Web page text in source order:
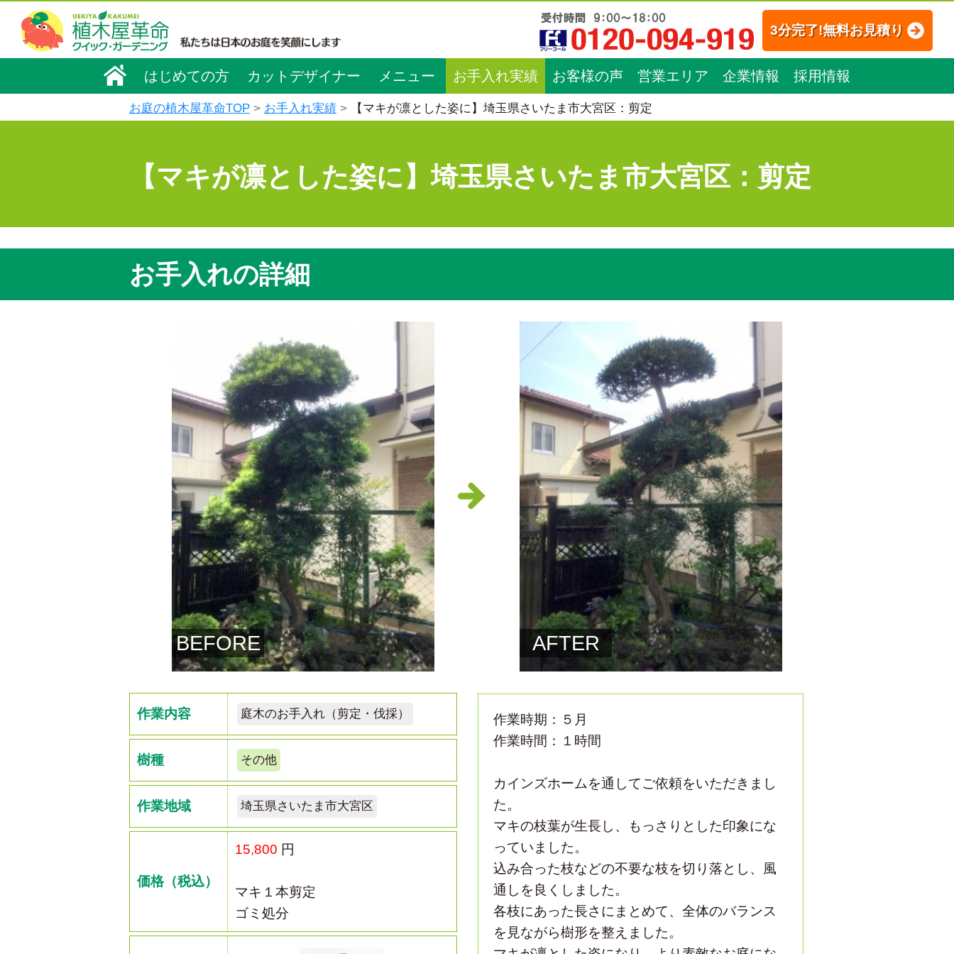
3分完了!無料お見積り
はじめての方 カットデザイナー メニュー お手入れ実績 お客様の声 営業エリア 企業情報 採用情報
お庭の植木屋革命TOP お手入れ実績 【マキが凛とした姿に】埼玉県さいたま市大宮区：剪定
【マキが凛とした姿に】埼玉県さいたま市大宮区：剪定
お手入れの詳細
BEFORE AFTER
作業内容 庭木のお手入れ（剪定・伐採）
樹種 その他
作業地域 埼玉県さいたま市大宮区
価格（税込）
15,800 円
マキ１本剪定
ゴミ処分
作業時期：５月
作業時間：１時間
カインズホームを通してご依頼をいただきまし
た。
マキの枝葉が生長し、もっさりとした印象にな
っていました。
込み合った枝などの不要な枝を切り落とし、風
通しを良くしました。
各枝にあった長さにまとめて、全体のバランス
を見ながら樹形を整えました。